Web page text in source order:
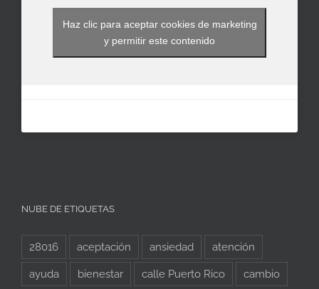
Haz clic para aceptar cookies de marketing
y permitir este contenido
NUBE DE ETIQUETAS
28016 aceptación ansiedad atención
ayuda bienestar calle Puerto Rico cambio